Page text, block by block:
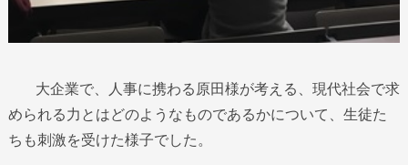
大企業で、人事に携わる原田様が考える、現代社会で求
められる力とはどのようなものであるかについて、生徒た
ちも刺激を受けた様子でした。